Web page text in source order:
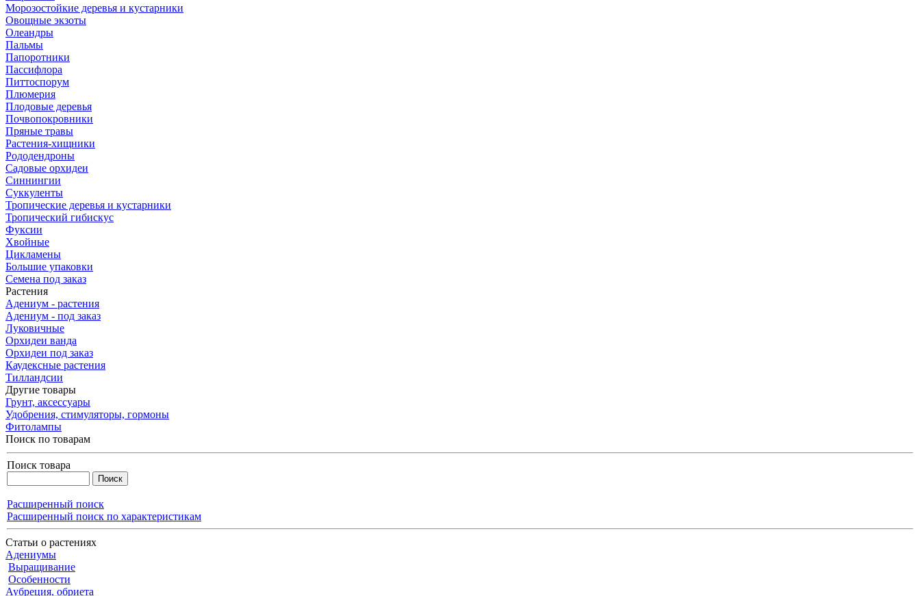
Морозостойкие деревья и кустарники
Овощные экзоты
Олеандры
Пальмы
Папоротники
Пассифлора
Питтоспорум
Плюмерия
Плодовые деревья
Почвопокровники
Пряные травы
Растения-хищники
Рододендроны
Садовые орхидеи
Синнингии
Суккуленты
Тропические деревья и кустарники
Тропический гибискус
Фуксии
Хвойные
Цикламены
Большие упаковки
Семена под заказ
Растения
Адениум - растения
Адениум - под заказ
Луковичные
Орхидеи ванда
Орхидеи под заказ
Каудексные растения
Тилландсии
Другие товары
Грунт, аксессуары
Удобрения, стимуляторы, гормоны
Фитолампы
Поиск по товарам
Поиск товара
Расширенный поиск
Расширенный поиск по характеристикам
Статьи о растениях
Адениумы
Выращивание
Особенности
Аубреция, обриета